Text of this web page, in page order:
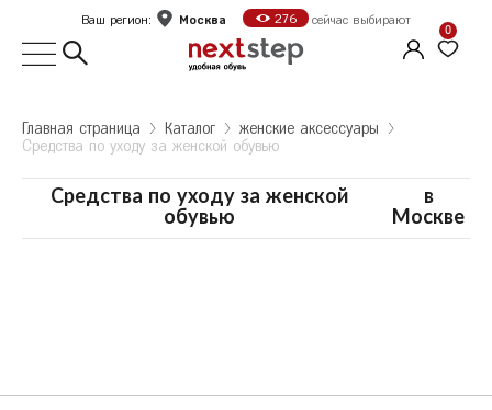
Главная страница Kаталог
женские аксессуары
Средства по уходу за женской обувью
Выбор города
Укажите ваш город
Москва
Е
Ваш регион: Москва 276 сейчас выбирают
0
Средства по уходу за женской
обувью
в
Москве
Продолжить покупки